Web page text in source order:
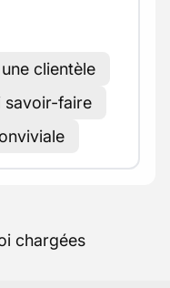
clientèle
savoir-faire
chargées